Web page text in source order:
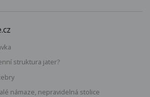
struktura jater?
námaze, nepravidelná stolice